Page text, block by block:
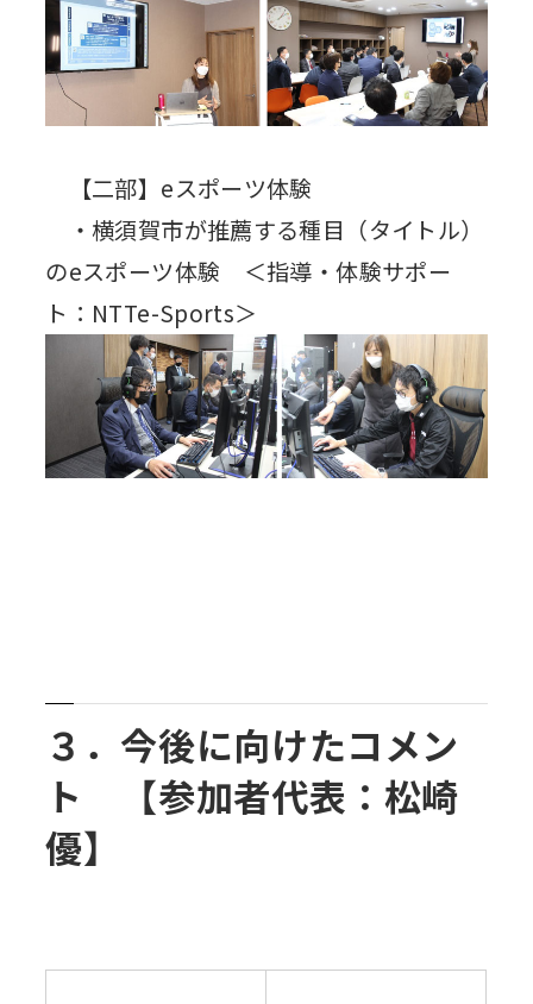
【二部】eスポーツ体験
・横須賀市が推薦する種目（タイトル）
のeスポーツ体験 ＜指導・体験サポー
ト：NTTe-Sports＞
３．今後に向けたコメン
ト 【参加者代表：松崎
優】